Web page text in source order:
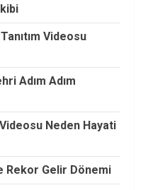
Videosu
Adım Adım
Neden Hayati
Rekor Gelir Dönemi